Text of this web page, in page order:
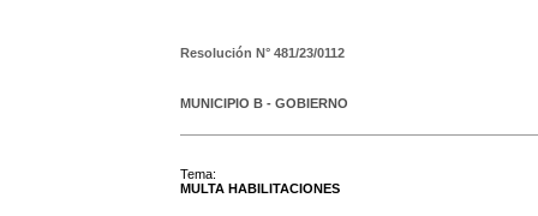
Resolución N° 481/23/0112
MUNICIPIO B - GOBIERNO
Tema:
MULTA HABILITACIONES